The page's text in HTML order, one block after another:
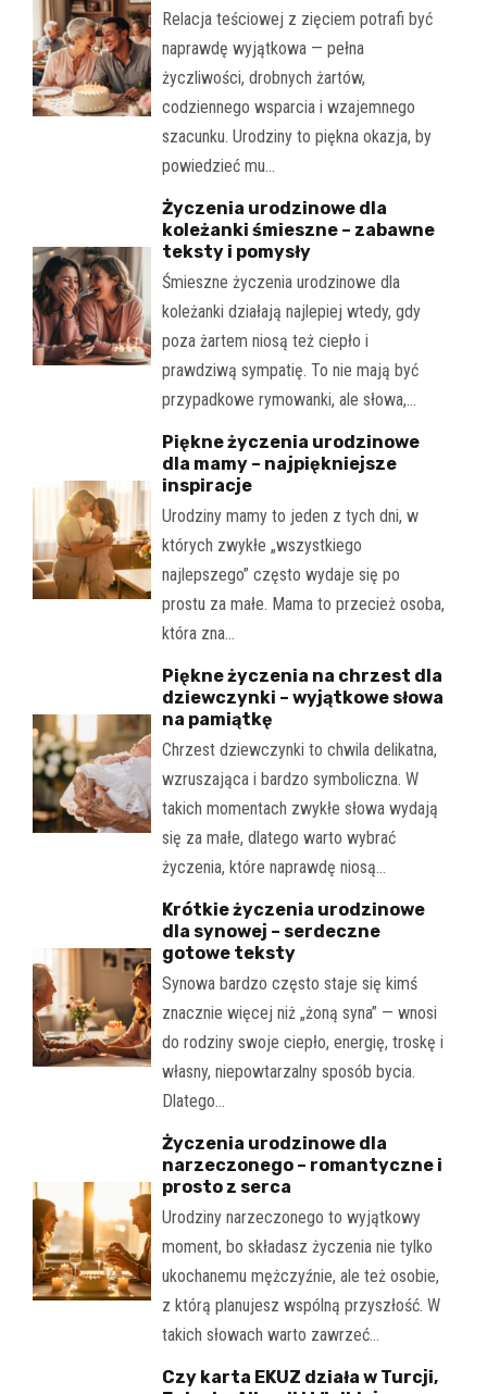
Relacja teściowej z zięciem potrafi być
naprawdę wyjątkowa — pełna
życzliwości, drobnych żartów,
codziennego wsparcia i wzajemnego
szacunku. Urodziny to piękna okazja, by
powiedzieć mu…
Życzenia urodzinowe dla
koleżanki śmieszne – zabawne
teksty i pomysły
Śmieszne życzenia urodzinowe dla
koleżanki działają najlepiej wtedy, gdy
poza żartem niosą też ciepło i
prawdziwą sympatię. To nie mają być
przypadkowe rymowanki, ale słowa,…
Piękne życzenia urodzinowe
dla mamy – najpiękniejsze
inspiracje
Urodziny mamy to jeden z tych dni, w
których zwykłe „wszystkiego
najlepszego” często wydaje się po
prostu za małe. Mama to przecież osoba,
która zna…
Piękne życzenia na chrzest dla
dziewczynki – wyjątkowe słowa
na pamiątkę
Chrzest dziewczynki to chwila delikatna,
wzruszająca i bardzo symboliczna. W
takich momentach zwykłe słowa wydają
się za małe, dlatego warto wybrać
życzenia, które naprawdę niosą…
Krótkie życzenia urodzinowe
dla synowej – serdeczne
gotowe teksty
Synowa bardzo często staje się kimś
znacznie więcej niż „żoną syna” — wnosi
do rodziny swoje ciepło, energię, troskę i
własny, niepowtarzalny sposób bycia.
Dlatego…
Życzenia urodzinowe dla
narzeczonego – romantyczne i
prosto z serca
Urodziny narzeczonego to wyjątkowy
moment, bo składasz życzenia nie tylko
ukochanemu mężczyźnie, ale też osobie,
z którą planujesz wspólną przyszłość. W
takich słowach warto zawrzeć…
Czy karta EKUZ działa w Turcji,